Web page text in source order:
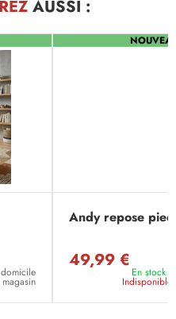
AUSSI :
Andy repose
49,99 €
En stock
Indisponible